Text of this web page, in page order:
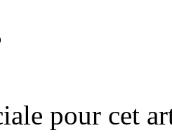
pour cet